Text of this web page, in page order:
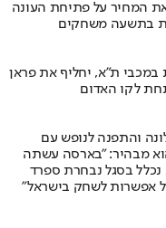
שילם את המחיר על פתיחת העונה
בתשעה משחקים
במכבי ת"א, יחליף את פראן
לקו האדום
והתפנה לנופש עם
מבהיר: "בארסה עשתה
בסגל נבחרת ספרד
אפשרות לשחק בישראל"